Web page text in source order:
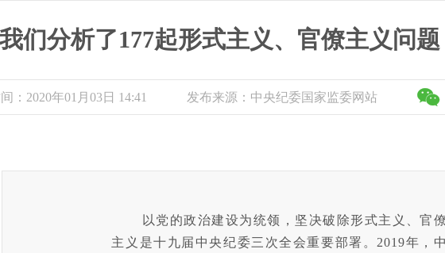
我们分析了177起形式主义、官僚主义问
：2020年01月03日 14:41 发布来源：中央纪委国家监委网站
以党的政治建设为统领，坚决破除形式主义、官僚
主义是十九届中央纪委三次全会重要部署。2019年，中